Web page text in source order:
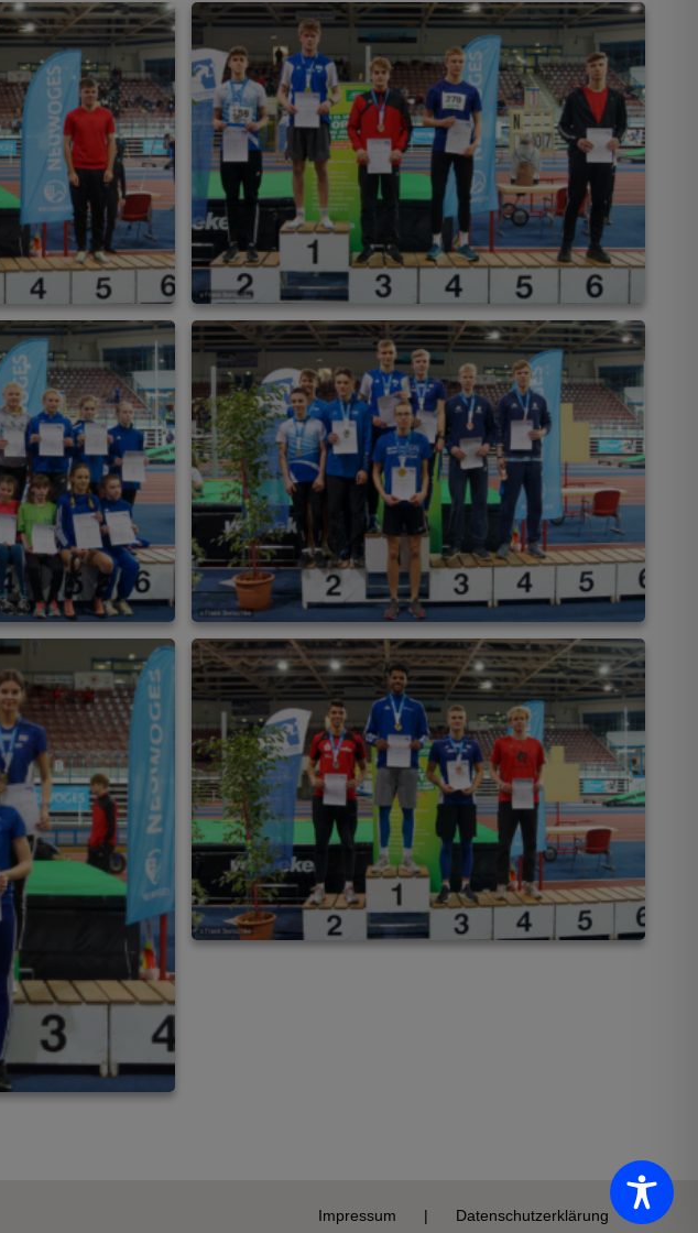
Impressum Datenschutzerklärung